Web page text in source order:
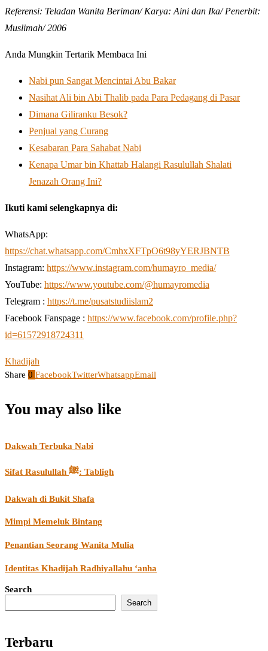
Referensi: Teladan Wanita Beriman/ Karya: Aini dan Ika/ Penerbit:
Muslimah/ 2006
Anda Mungkin Tertarik Membaca Ini
Nabi pun Sangat Mencintai Abu Bakar
Nasihat Ali bin Abi Thalib pada Para Pedagang di Pasar
Dimana Giliranku Besok?
Penjual yang Curang
Kesabaran Para Sahabat Nabi
Kenapa Umar bin Khattab Halangi Rasulullah Shalati
Jenazah Orang Ini?
Ikuti kami selengkapnya di:
WhatsApp:
https://chat.whatsapp.com/CmhxXFTpO6t98yYERJBNTB
Instagram: https://www.instagram.com/humayro_media/
YouTube: https://www.youtube.com/@humayromedia
Telegram : https://t.me/pusatstudiislam2
Facebook Fanspage : https://www.facebook.com/profile.php?
id=61572918724311
Khadijah
Share 0 FacebookTwitterWhatsappEmail
You may also like
Dakwah Terbuka Nabi
Sifat Rasulullah ﷺ: Tabligh
Dakwah di Bukit Shafa
Mimpi Memeluk Bintang
Penantian Seorang Wanita Mulia
Identitas Khadijah Radhiyallahu ‘anha
Search
Search
Terbaru